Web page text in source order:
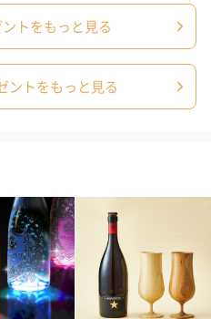
110円）
（110円）
です。新生活を彩るギフトオプ
トをもっと見る
ントをもっと見る